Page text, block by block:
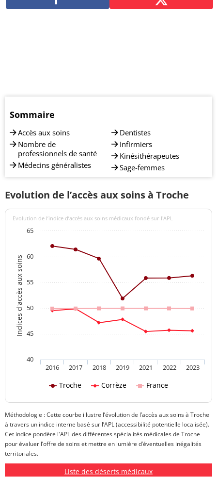
Sommaire
Accès aux soins
Nombre de
professionnels de santé
Médecins généralistes
Dentistes
Infirmiers
Kinésithérapeutes
Sage-femmes
Evolution de l’accès aux soins à Troche
Indices d'accès aux soins
Evolution de l’indice d’accès aux soins médicaux fondé sur l'APL
Troche Corrèze France
2016 2017 2018 2019 2021 2022 2023
40
45
50
55
60
65
Méthodologie : Cette courbe illustre l’évolution de l’accès aux soins à Troche
à travers un indice interne basé sur l’APL (accessibilité potentielle localisée).
Cet indice pondère l'APL des différentes spécialités médicales de Troche
pour évaluer l’offre de soins et mettre en lumière d’éventuelles inégalités
territoriales.
Liste des déserts médicaux